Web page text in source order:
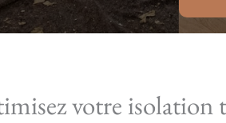
votre isolation